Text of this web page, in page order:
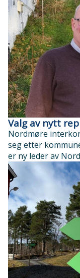
Valg av nytt
Nordmøre
seg etter
er ny leder av